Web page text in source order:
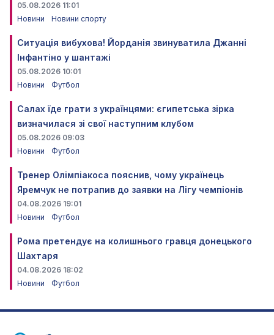
05.08.2026 11:01
Новини
Новини спорту
Ситуація вибухова! Йорданія звинуватила Джанні
Інфантіно у шантажі
05.08.2026 10:01
Новини
Футбол
Салах їде грати з українцями: єгипетська зірка
визначилася зі свої наступним клубом
05.08.2026 09:03
Новини
Футбол
Тренер Олімпіакоса пояснив, чому українець
Яремчук не потрапив до заявки на Лігу чемпіонів
04.08.2026 19:01
Новини
Футбол
Рома претендує на колишнього гравця донецького
Шахтаря
04.08.2026 18:02
Новини
Футбол